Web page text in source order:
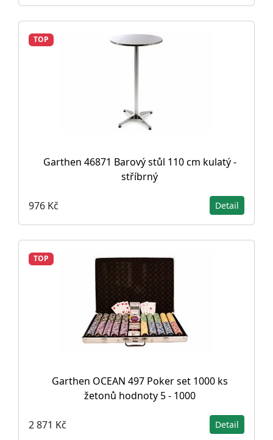
TOP
Garthen 46871 Barový stůl 110 cm kulatý -
stříbrný
976 Kč Detail
TOP
Garthen OCEAN 497 Poker set 1000 ks
žetonů hodnoty 5 - 1000
2 871 Kč Detail